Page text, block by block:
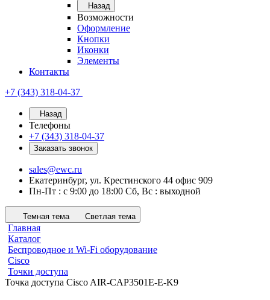
Назад
Возможности
Оформление
Кнопки
Иконки
Элементы
Контакты
+7 (343) 318-04-37
Назад
Телефоны
+7 (343) 318-04-37
Заказать звонок
sales@ewc.ru
Екатеринбург, ул. Крестинского 44 офис 909
Пн-Пт : с 9:00 до 18:00 Сб, Вс : выходной
Темная тема Светлая тема
Главная
Каталог
Беспроводное и Wi-Fi оборудование
Cisco
Точки доступа
Точка доступа Cisco AIR-CAP3501E-E-K9